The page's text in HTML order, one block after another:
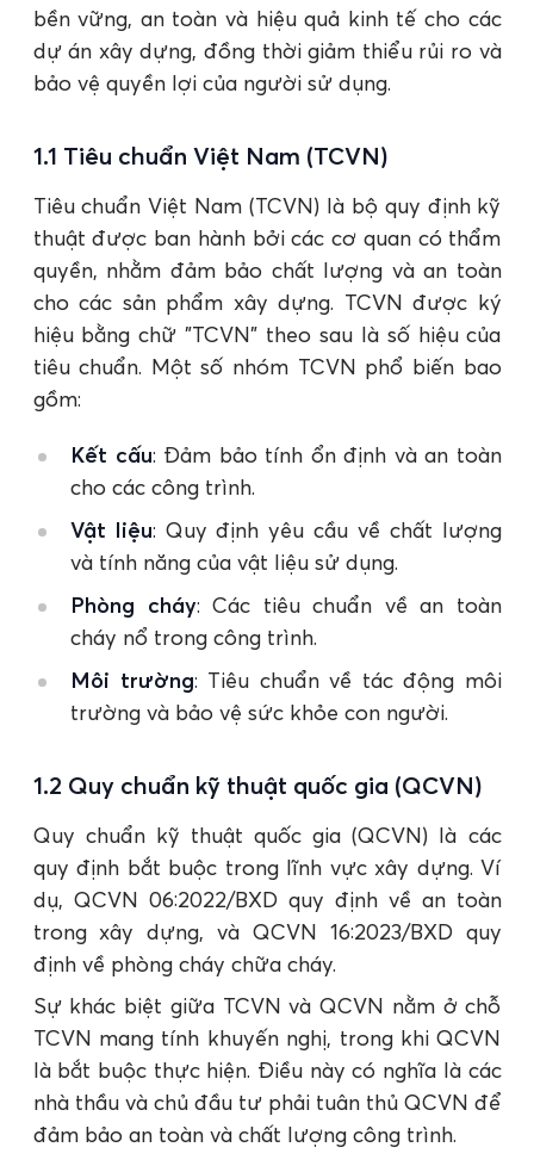
bền vững, an toàn và hiệu quả kinh tế cho các
dự án xây dựng, đồng thời giảm thiểu rủi ro và
bảo vệ quyền lợi của người sử dụng.
1.1 Tiêu chuẩn Việt Nam (TCVN)
Tiêu chuẩn Việt Nam (TCVN) là bộ quy định kỹ
thuật được ban hành bởi các cơ quan có thẩm
quyền, nhằm đảm bảo chất lượng và an toàn
cho các sản phẩm xây dựng. TCVN được ký
hiệu bằng chữ "TCVN" theo sau là số hiệu của
tiêu chuẩn. Một số nhóm TCVN phổ biến bao
gồm:
Kết cấu: Đảm bảo tính ổn định và an toàn
cho các công trình.
Vật liệu: Quy định yêu cầu về chất lượng
và tính năng của vật liệu sử dụng.
Phòng cháy: Các tiêu chuẩn về an toàn
cháy nổ trong công trình.
Môi trường: Tiêu chuẩn về tác động môi
trường và bảo vệ sức khỏe con người.
1.2 Quy chuẩn kỹ thuật quốc gia (QCVN)
Quy chuẩn kỹ thuật quốc gia (QCVN) là các
quy định bắt buộc trong lĩnh vực xây dựng. Ví
dụ, QCVN 06:2022/BXD quy định về an toàn
trong xây dựng, và QCVN 16:2023/BXD quy
định về phòng cháy chữa cháy.
Sự khác biệt giữa TCVN và QCVN nằm ở chỗ
TCVN mang tính khuyến nghị, trong khi QCVN
là bắt buộc thực hiện. Điều này có nghĩa là các
nhà thầu và chủ đầu tư phải tuân thủ QCVN để
đảm bảo an toàn và chất lượng công trình.